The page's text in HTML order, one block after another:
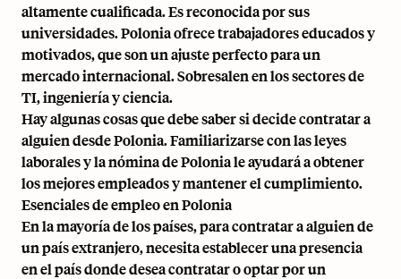
altamente cualificada. Es reconocida por sus
universidades. Polonia ofrece trabajadores educados y
motivados, que son un ajuste perfecto para un
mercado internacional. Sobresalen en los sectores de
TI, ingeniería y ciencia.
Hay algunas cosas que debe saber si decide contratar a
alguien desde Polonia. Familiarizarse con las leyes
laborales y la nómina de Polonia le ayudará a obtener
los mejores empleados y mantener el cumplimiento.
Esenciales de empleo en Polonia
En la mayoría de los países, para contratar a alguien de
un país extranjero, necesita establecer una presencia
en el país donde desea contratar o optar por un